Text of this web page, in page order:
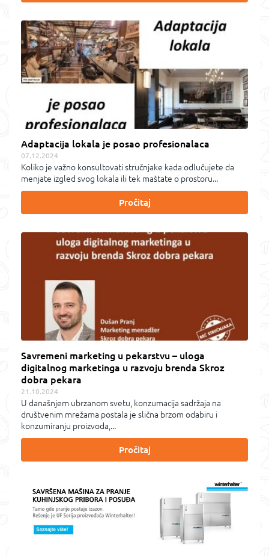
Adaptacija lokala je posao profesionalaca
07.12.2024
Koliko je važno konsultovati stručnjake kada odlučujete da
menjate izgled svog lokala ili tek maštate o prostoru...
Pročitaj
Savremeni marketing u pekarstvu – uloga
digitalnog marketinga u razvoju brenda Skroz
dobra pekara
21.10.2024
U današnjem ubrzanom svetu, konzumacija sadržaja na
društvenim mrežama postala je slična brzom odabiru i
konzumiranju proizvoda,...
Pročitaj